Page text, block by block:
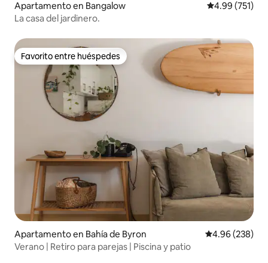
Apartamento en Bangalow Calificación
4.99 (751)
La casa del jardinero.
Favorito entre huéspedes
Favorito entre huéspedes
Apartamento en Bahía de Byron Calificación
4.96 (238)
Verano | Retiro para parejas | Piscina y patio